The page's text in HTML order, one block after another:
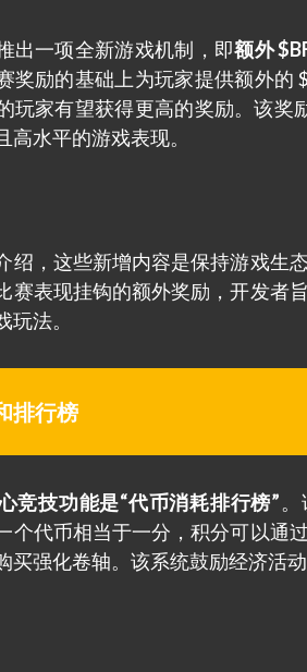
出一项全新游戏机制，即额外
奖励的基础上为玩家提供额外的
玩家有望获得更高的奖励。该奖
高水平的游戏表现。
绍，这些新增内容是保持游戏生
赛表现挂钩的额外奖励，开发者
玩法。
排行榜
竞技功能是“代币消耗排行榜”
个代币相当于一分，积分可以通
买强化卷轴。该系统鼓励经济活